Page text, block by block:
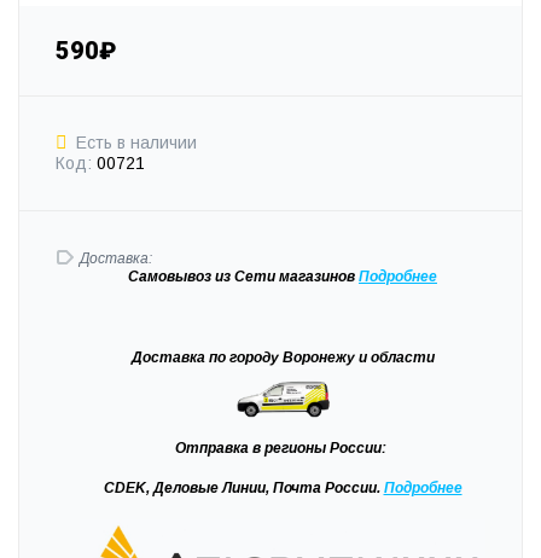
590₽
Есть в наличии
Код: 00721
Доставка:
Самовывоз из Сети магазинов Подробнее
Доставка по городу Воронежу и области
Отправка в регионы России:
CDEK, Деловые Линии, Почта России. Подробнее